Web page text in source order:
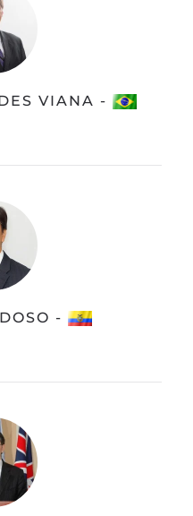
VIANA -
-